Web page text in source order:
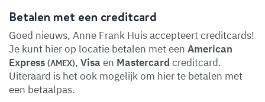
Betalen met een creditcard
Goed nieuws, Anne Frank Huis accepteert creditcards!
Je kunt hier op locatie betalen met een American
Express (AMEX), Visa en Mastercard creditcard.
Uiteraard is het ook mogelijk om hier te betalen met
een betaalpas.